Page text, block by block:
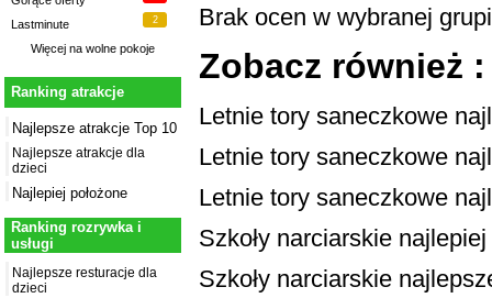
Lastminute 2
Więcej na wolne pokoje
Ranking atrakcje
Najlepsze atrakcje Top 10
Najlepsze atrakcje dla
dzieci
Najlepiej położone
Ranking rozrywka i
usługi
Najlepsze resturacje dla
dzieci
Brak ocen w wybranej
Zobacz również :
Letnie tory saneczkowe
Letnie tory saneczkowe
Letnie tory saneczkowe
Szkoły narciarskie najlepiej
Szkoły narciarskie